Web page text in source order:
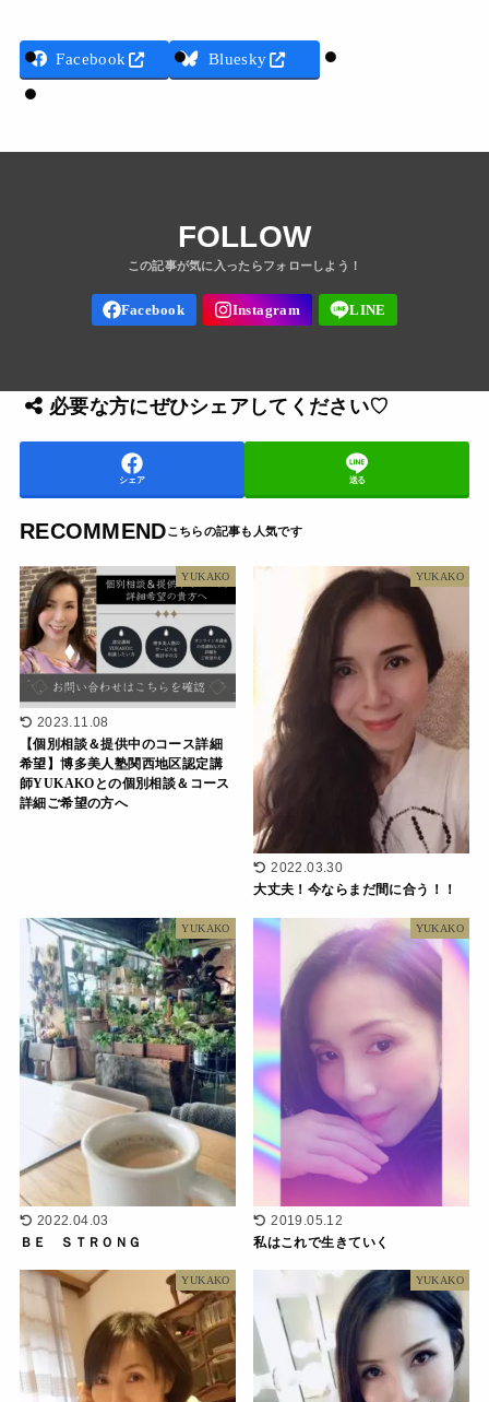
Facebook Bluesky
FOLLOW
必要な方にぜひシェアしてください♡
シェア 送る
RECOMMEND
YUKAKO
2023.11.08
【個別相談＆提供中のコース詳細
希望】博多美人塾関西地区認定講
師YUKAKOとの個別相談＆コース
詳細ご希望の方へ
YUKAKO
2022.03.30
大丈夫！今ならまだ間に合う！！
YUKAKO
2022.04.03
ＢＥ ＳＴＲＯＮＧ
YUKAKO
2019.05.12
私はこれで生きていく
YUKAKO YUKAKO